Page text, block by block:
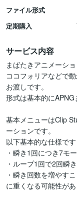
ファイル形式
定期購入
サービス内容
まばたきアニメーシ
ココフォリアなどで
お渡しです。
形式は基本的にAPNG
基本メニューはClip
ーションです。
以下基本的な仕様です
・瞬き1回につき7モ
・ループ1回で2回瞬
・瞬き回数を増やす
に重くなる可能性が